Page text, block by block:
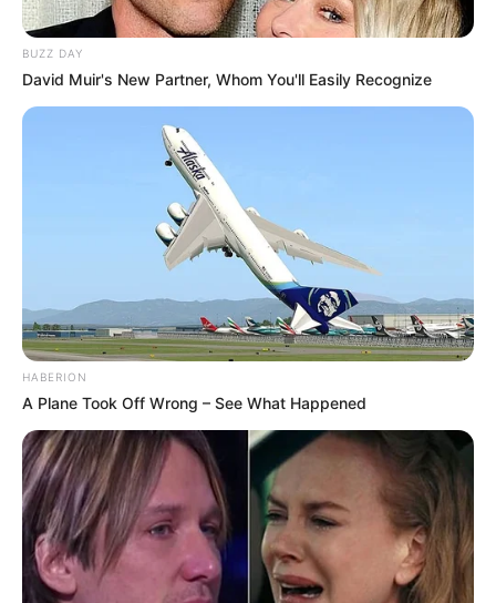
BUZZ DAY
David Muir's New Partner, Whom You'll Easily Recognize
HABERION
A Plane Took Off Wrong – See What Happened